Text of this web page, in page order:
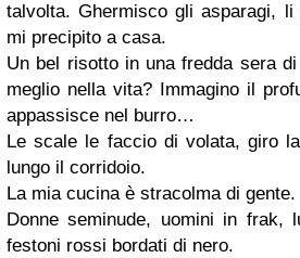
talvolta. Ghermisco gli asparagi,
mi precipito a casa.
Un bel risotto in una fredda sera
meglio nella vita? Immagino il
appassisce nel burro…
Le scale le faccio di volata, giro
lungo il corridoio.
La mia cucina è stracolma di gente.
Donne seminude, uomini in frak,
festoni rossi bordati di nero.